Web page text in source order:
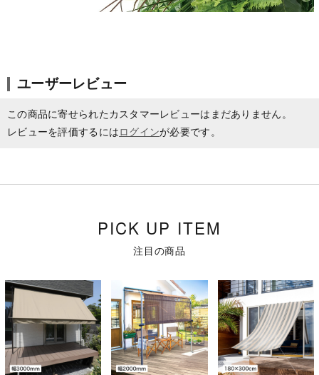
ユーザーレビュー
この商品に寄せられたカスタマーレビューはまだありません。
レビューを評価するにはログインが必要です。
PICK UP ITEM
注目の商品